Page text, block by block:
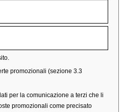
promozionali (sezione 3.3
per la comunicazione a terzi che li
promozionali come precisato